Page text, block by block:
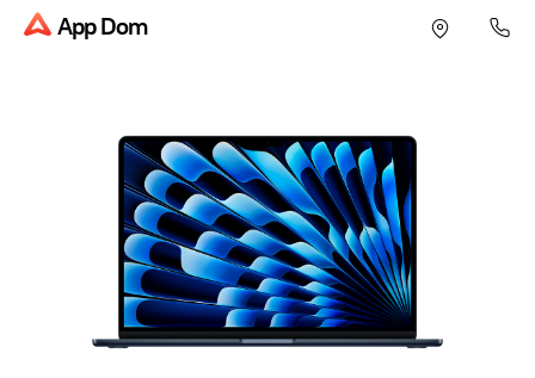
App Dom